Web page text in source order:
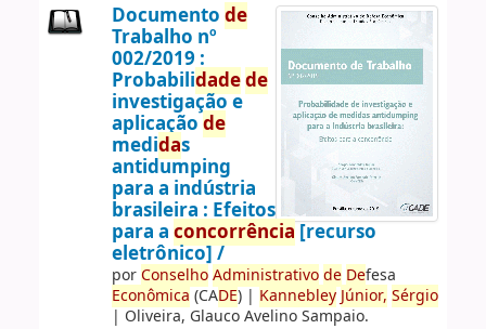
Documento de
Trabalho nº
002/2019 :
Probabilidadede
investigação e
aplicação de
medidas
antidumping
para a indústria
brasileira : Efeitos
para a concorrência [recurso
eletrônico] /
porConselho Administrativo de Defesa
Econômica (CADE)| Kannebley Júnior, Sérgio
| Oliveira, Glauco Avelino Sampaio.